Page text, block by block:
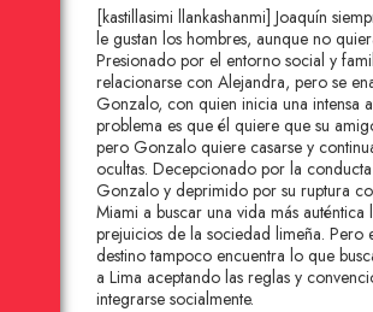
[kastillasimi llankashanmi] Joaquín
le gustan los hombres, aunque no
Presionado por el entorno social y
relacionarse con Alejandra, pero se
Gonzalo, con quien inicia una intensa
problema es que él quiere que su
pero Gonzalo quiere casarse y
ocultas. Decepcionado por la
Gonzalo y deprimido por su ruptura
Miami a buscar una vida más auténtica
prejuicios de la sociedad limeña. Pero
destino tampoco encuentra lo que
a Lima aceptando las reglas y
integrarse socialmente.